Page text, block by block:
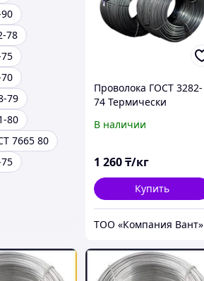
78
79
80
7665 80
Проволока ГОСТ 3282-
74 Термически
В наличии
1 260₸/кг
Купить
ТОО «Компания Вант»